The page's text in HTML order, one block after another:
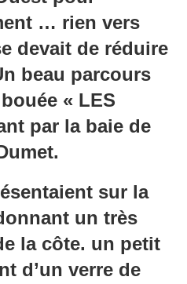
… rien vers
devait de réduire
beau parcours
« LES
par la baie de
sur la
un très
la côte. un petit
d’un verre de